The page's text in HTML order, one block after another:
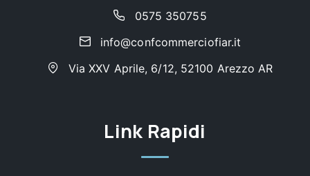
0575 350755
info@confcommerciofiar.it
Via XXV Aprile, 6/12, 52100 Arezzo AR
Link Rapidi